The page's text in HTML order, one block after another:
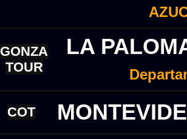
GONZA
TOUR
LA
COT